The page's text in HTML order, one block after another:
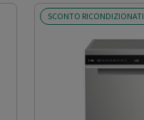
SCONTO RICONDIZIONATI